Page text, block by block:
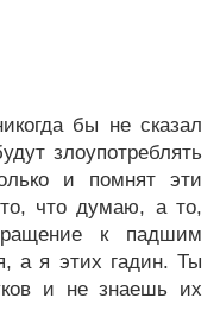
бы не сказал
злоупотреблять
и помнят эти
что думаю, а то,
к падшим
а я этих гадин. Ты
и не знаешь их